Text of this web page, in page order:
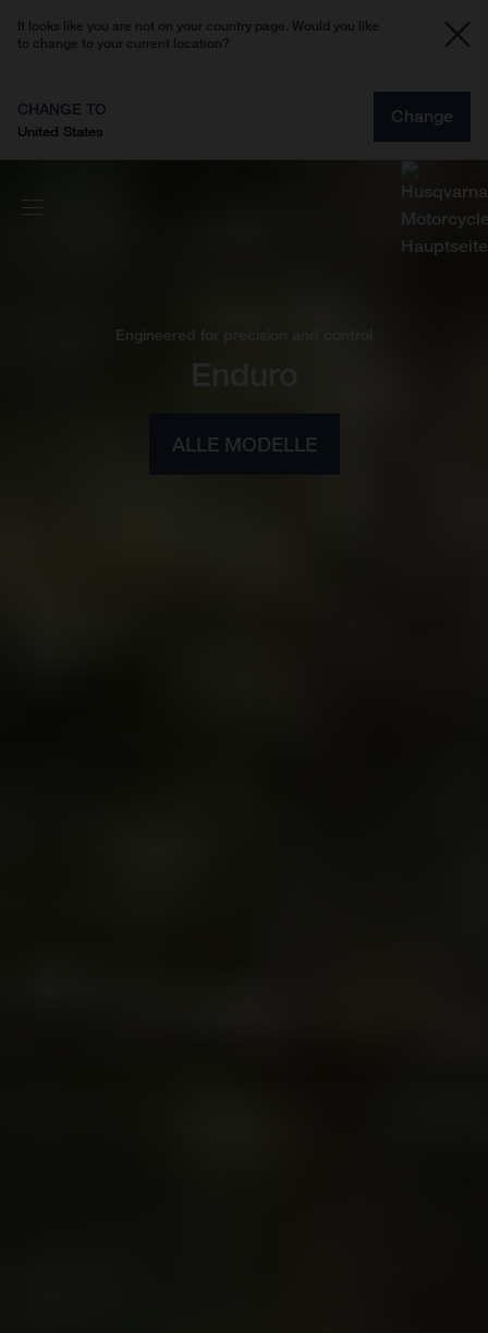
It looks like you are not on your country page. Would you like
to change to your current location?
CHANGE TO
United States
Change
Engineered for precision and control
Enduro
ALLE MODELLE